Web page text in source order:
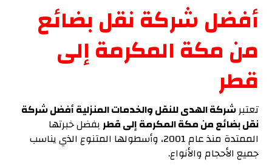
أفضل شركة نقل بضائع
من مكة المكرمة إلى
قطر
تعتبرشركة الهدى للنقل والخدمات المنزلية أفضل شركة
نقل بضائع من مكة المكرمة إلى قطربفضل خبرتها
الممتدة منذ عام 2001، وأسطولها المتنوع الذي يناسب
جميع الأحجام والأنواع.